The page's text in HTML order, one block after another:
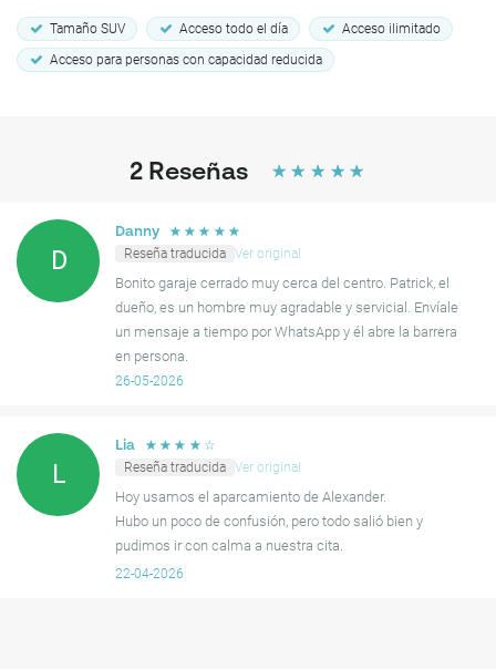
Tamaño SUV Acceso todo el día
Acceso ilimitado
Acceso para personas con capacidad reducida
2 Reseñas ☆ ☆ ☆ ☆ ☆
D
Danny ☆ ☆ ☆ ☆ ☆
Reseña traducida Ver original
Bonito garaje cerrado muy cerca del centro. Patrick, el
dueño, es un hombre muy agradable y servicial. Envíale
un mensaje a tiempo por WhatsApp y él abre la barrera
en persona.
26-05-2026
L
Lia ☆ ☆ ☆ ☆ ☆
Reseña traducida Ver original
Hoy usamos el aparcamiento de Alexander.
Hubo un poco de confusión, pero todo salió bien y
pudimos ir con calma a nuestra cita.
22-04-2026